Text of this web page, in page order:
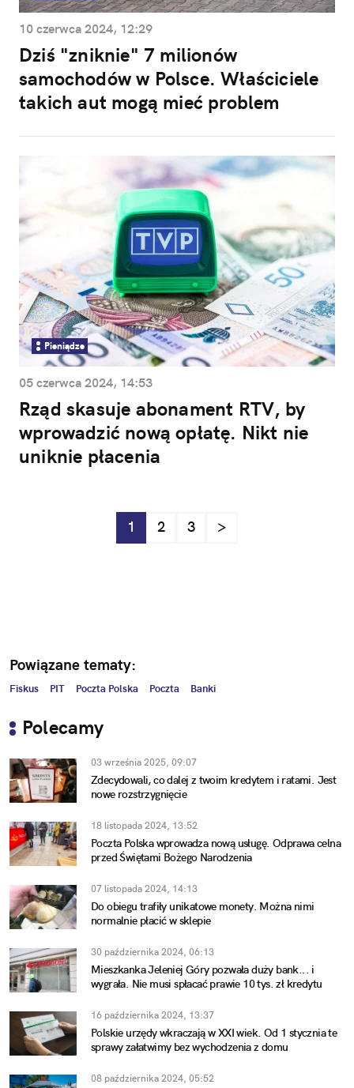
10 czerwca 2024, 12:29
Dziś "zniknie" 7 milionów
samochodów w Polsce. Właściciele
takich aut mogą mieć problem
Pieniądze
05 czerwca 2024, 14:53
Rząd skasuje abonament RTV, by
wprowadzić nową opłatę. Nikt nie
uniknie płacenia
1 2 3 >
Powiązane tematy:
Fiskus PIT Poczta Polska Poczta Banki
Polecamy
03 września 2025, 09:07
Zdecydowali, co dalej z twoim kredytem i ratami. Jest
nowe rozstrzygnięcie
18 listopada 2024, 13:52
Poczta Polska wprowadza nową usługę. Odprawa celna
przed Świętami Bożego Narodzenia
07 listopada 2024, 14:13
Do obiegu trafiły unikatowe monety. Można nimi
normalnie płacić w sklepie
30 października 2024, 06:13
Mieszkanka Jeleniej Góry pozwała duży bank... i
wygrała. Nie musi spłacać prawie 10 tys. zł kredytu
16 października 2024, 13:37
Polskie urzędy wkraczają w XXI wiek. Od 1 stycznia te
sprawy załatwimy bez wychodzenia z domu
08 października 2024, 05:52